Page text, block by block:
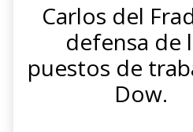
Carlos del
defensa de
puestos de
Dow.